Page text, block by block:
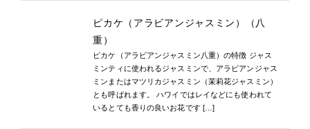
ピカケ（アラビアンジャスミン）（八
重）
ピカケ（アラビアンジャスミン八重）の特徴 ジャス
ミンティに使われるジャスミンで、アラビアンジャス
ミンまたはマツリカジャスミン（茉莉花ジャスミン）
とも呼ばれます。 ハワイではレイなどにも使われて
いるとても香りの良いお花です […]